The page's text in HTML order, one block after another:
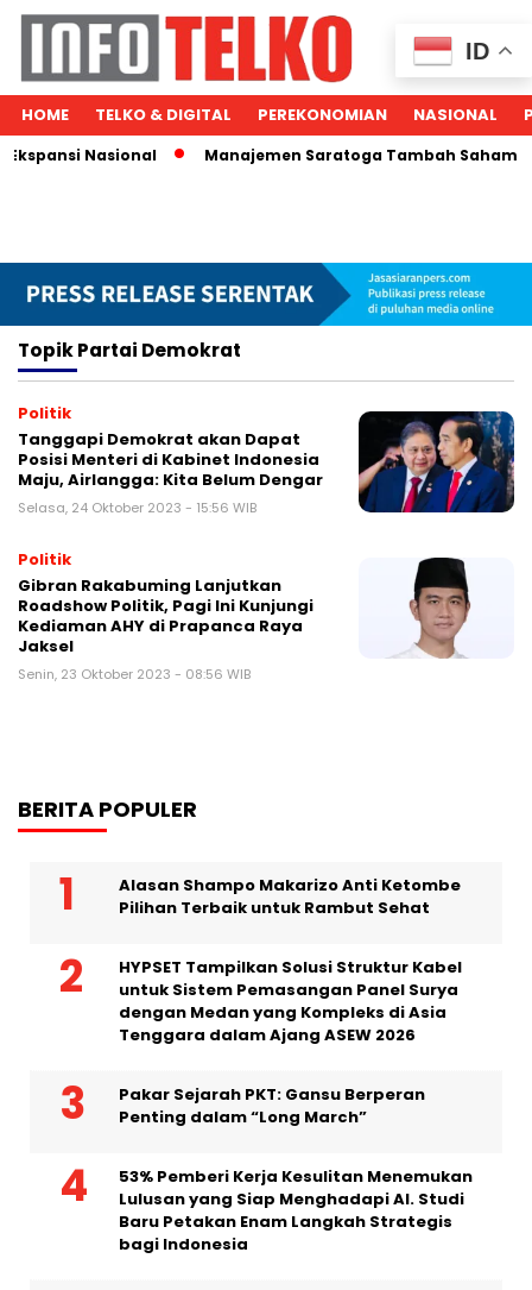
HOME TELKO & DIGITAL PEREKONOMIAN NASIONAL
Nasional Manajemen Saratoga Tambah Saham,
TopikPartai Demokrat
Politik
Tanggapi Demokrat akan Dapat
Posisi Menteri di Kabinet Indonesia
Maju, Airlangga: Kita Belum Dengar
Selasa, 24 Oktober 2023 - 15:56 WIB
Politik
Gibran Rakabuming Lanjutkan
Roadshow Politik, Pagi Ini Kunjungi
Kediaman AHY di Prapanca Raya
Jaksel
Senin, 23 Oktober 2023 - 08:56 WIB
BERITA POPULER
Alasan Shampo Makarizo Anti Ketombe
Pilihan Terbaik untuk Rambut Sehat
HYPSET Tampilkan Solusi Struktur Kabel
untuk Sistem Pemasangan Panel Surya
dengan Medan yang Kompleks di Asia
Tenggara dalam Ajang ASEW 2026
Pakar Sejarah PKT: Gansu Berperan
Penting dalam “Long March”
53% Pemberi Kerja Kesulitan Menemukan
Lulusan yang Siap Menghadapi AI. Studi
Baru Petakan Enam Langkah Strategis
bagi Indonesia
ID